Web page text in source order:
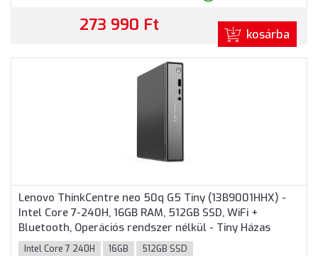
273 990 Ft kosárba
Lenovo ThinkCentre neo 50q G5 Tiny (13B9001HHX) -
Intel Core 7-240H, 16GB RAM, 512GB SSD, WiFi +
Bluetooth, Operációs rendszer nélkül - Tiny Házas
számítógép
Intel Core 7 240H 16GB 512GB SSD